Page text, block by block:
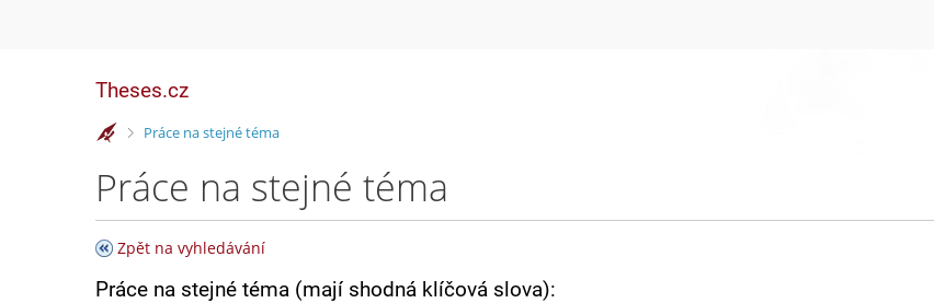
Theses.cz
>Práce na stejné téma
Práce na stejné téma
Zpět na vyhledávání
Práce na stejné téma (mají shodná klíčová slova):